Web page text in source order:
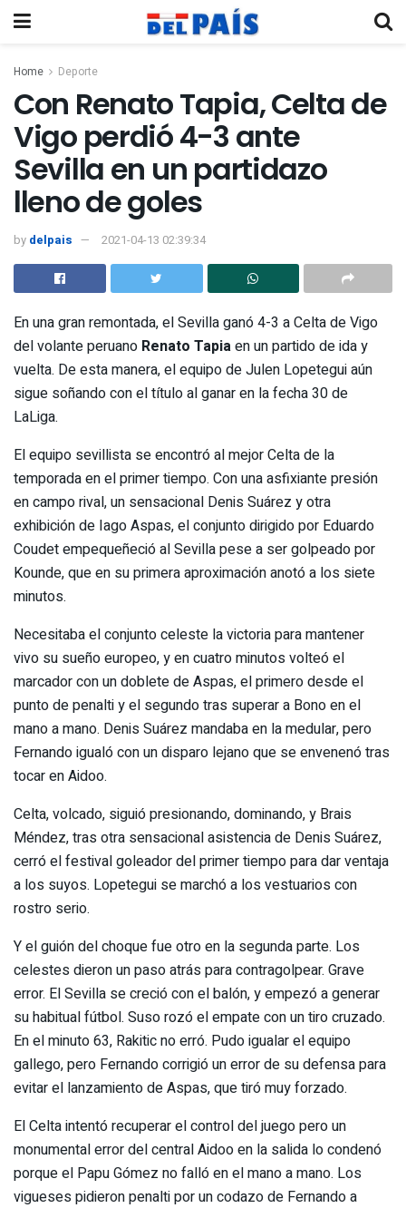
Home Deporte
Con Renato Tapia, Celta de
Vigo perdió 4-3 ante
Sevilla en un partidazo
lleno de goles
by delpais 2021-04-13 02:39:34
En una gran remontada, el Sevilla ganó 4-3 a Celta de Vigo
del volante peruano Renato Tapiaen un partido de ida y
vuelta. De esta manera, el equipo de Julen Lopetegui aún
sigue soñando con el título al ganar en la fecha 30 de
LaLiga.
El equipo sevillista se encontró al mejor Celta de la
temporada en el primer tiempo. Con una asfixiante presión
en campo rival, un sensacional Denis Suárez y otra
exhibición de Iago Aspas, el conjunto dirigido por Eduardo
Coudet empequeñeció al Sevilla pese a ser golpeado por
Kounde, que en su primera aproximación anotó a los siete
minutos.
Necesitaba el conjunto celeste la victoria para mantener
vivo su sueño europeo, y en cuatro minutos volteó el
marcador con un doblete de Aspas, el primero desde el
punto de penalti y el segundo tras superar a Bono en el
mano a mano. Denis Suárez mandaba en la medular, pero
Fernando igualó con un disparo lejano que se envenenó tras
tocar en Aidoo.
Celta, volcado, siguió presionando, dominando, y Brais
Méndez, tras otra sensacional asistencia de Denis Suárez,
cerró el festival goleador del primer tiempo para dar ventaja
a los suyos. Lopetegui se marchó a los vestuarios con
rostro serio.
Y el guión del choque fue otro en la segunda parte. Los
celestes dieron un paso atrás para contragolpear. Grave
error. El Sevilla se creció con el balón, y empezó a generar
su habitual fútbol. Suso rozó el empate con un tiro cruzado.
En el minuto 63, Rakitic no erró. Pudo igualar el equipo
gallego, pero Fernando corrigió un error de su defensa para
evitar el lanzamiento de Aspas, que tiró muy forzado.
El Celta intentó recuperar el control del juego pero un
monumental error del central Aidoo en la salida lo condenó
porque el Papu Gómez no falló en el mano a mano. Los
vigueses pidieron penalti por un codazo de Fernando a